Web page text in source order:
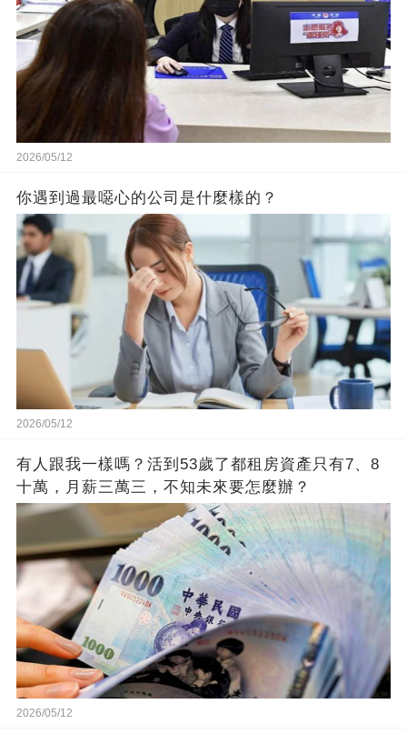
2026/05/12
你遇到過最噁心的公司是什麼樣的？
2026/05/12
有人跟我一樣嗎？活到53歲了都租房資產只有7、8
十萬，月薪三萬三，不知未來要怎麼辦？
2026/05/12